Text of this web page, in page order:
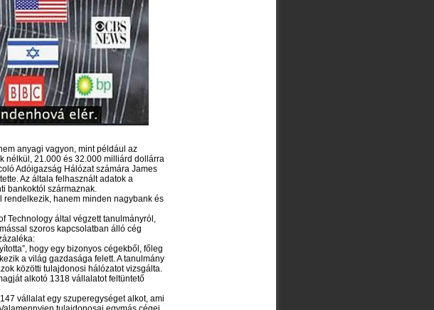
anyagi vagyon, mint például az
nélkül, 21.000 és 32.000 milliárd dollárra
Adóigazság Hálózat számára James
Az általa felhasznált adatok a
bankoktól származnak.
rendelkezik, hanem minden nagybank és
Technology által végzett tanulmányról,
szoros kapcsolatban álló cég
hogy egy bizonyos cégekből, főleg
a világ gazdasága felett. A tanulmány
közötti tulajdonosi hálózatot vizsgálta.
alkotó 1318 vállalatot feltüntető
vállalat egy szuperegységet alkot, ami